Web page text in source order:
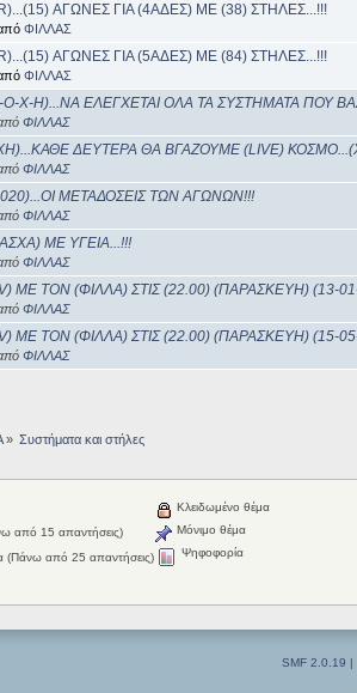
ΑΓΩΝΕΣ ΓΙΑ (4ΑΔΕΣ) ΜΕ (38) ΣΤΗΛΕΣ...!!!
ΦΙΛΛΑΣ
ΑΓΩΝΕΣ ΓΙΑ (5ΑΔΕΣ) ΜΕ (84) ΣΤΗΛΕΣ...!!!
ΦΙΛΛΑΣ
Χ-Η)...ΝΑ ΕΛΕΓΧΕΤΑΙ ΟΛΑ ΤΑ ΣΥΣΤΗΜΑΤΑ ΠΟΥ
ΦΙΛΛΑΣ
ΔΕΥΤΕΡΑ ΘΑ ΒΓΑΖΟΥΜΕ (LIVE)
ΦΙΛΛΑΣ
ΜΕΤΑΔΟΣΕΙΣ ΤΩΝ ΑΓΩΝΩΝ!!!
ΦΙΛΛΑΣ
ΜΕ ΥΓΕΙΑ...!!!
ΦΙΛΛΑΣ
ME TON (ΦΙΛΛΑ) ΣΤΙΣ (22.00) (ΠΑΡΑΣΚΕΥΗ) (13-
ΦΙΛΛΑΣ
ME TON (ΦΙΛΛΑ) ΣΤΙΣ (22.00) (ΠΑΡΑΣΚΕΥΗ) (15-
ΦΙΛΛΑΣ
» Συστήματα και στήλες
από 15 απαντήσεις)
(Πάνω από 25 απαντήσεις)
Κλειδωμένο θέμα
Μόνιμο θέμα
Ψηφοφορία
SMF 2.0.19 |